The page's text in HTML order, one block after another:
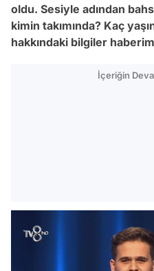
oldu. Sesiyle adından
kimin takımında? Kaç
hakkındaki bilgiler
İçeriğin